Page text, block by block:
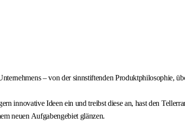
– von der sinnstiftenden Produktphilosophie,
innovative Ideen ein und treibst diese an, hast den
neuen Aufgabengebiet glänzen.